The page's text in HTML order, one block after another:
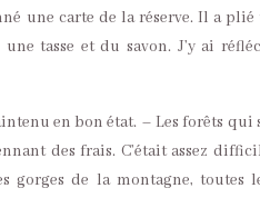
une carte de la réserve. Il a
tasse et du savon. J’y ai
en bon état. – Les forêts
des frais. C’était assez
gorges de la montagne, toutes